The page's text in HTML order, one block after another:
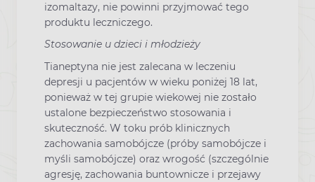
izomaltazy, nie powinni przyjmować tego
produktu leczniczego.
Stosowanie u dzieci i młodzieży
Tianeptyna nie jest zalecana w leczeniu
depresji u pacjentów w wieku poniżej 18 lat,
ponieważ w tej grupie wiekowej nie zostało
ustalone bezpieczeństwo stosowania i
skuteczność. W toku prób klinicznych
zachowania samobójcze (próby samobójcze i
myśli samobójcze) oraz wrogość (szczególnie
agresję, zachowania buntownicze i przejawy